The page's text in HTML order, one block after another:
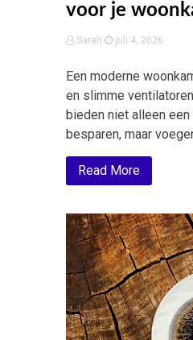
voor je
Sarah juli 4, 2026
Een moderne
en slimme
bieden niet alleen
besparen, maar
Read More